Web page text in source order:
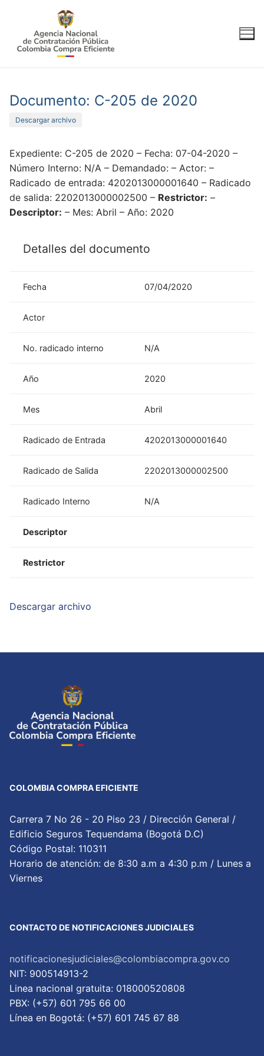
contenido
Documento: C-205 de 2020
Descargar archivo
Expediente: C-205 de 2020 – Fecha: 07-04-2020 –
Número Interno: N/A – Demandado: – Actor: –
Radicado de entrada: 4202013000001640 – Radicado
de salida: 2202013000002500 – Restrictor: –
Descriptor: – Mes: Abril – Año: 2020
Detalles del documento
Fecha 07/04/2020
Actor
No. radicado interno N/A
Año 2020
Mes Abril
Radicado de Entrada 4202013000001640
Radicado de Salida 2202013000002500
Radicado Interno N/A
Descriptor
Restrictor
Descargar archivo
COLOMBIA COMPRA EFICIENTE
Carrera 7 No 26 - 20 Piso 23 / Dirección General /
Edificio Seguros Tequendama (Bogotá D.C)
Código Postal: 110311
Horario de atención: de 8:30 a.m a 4:30 p.m / Lunes a
Viernes
CONTACTO DE NOTIFICACIONES JUDICIALES
notificacionesjudiciales@colombiacompra.gov.co
NIT: 900514913-2
Linea nacional gratuita: 018000520808
PBX: (+57) 601 795 66 00
Lí­nea en Bogotá: (+57) 601 745 67 88